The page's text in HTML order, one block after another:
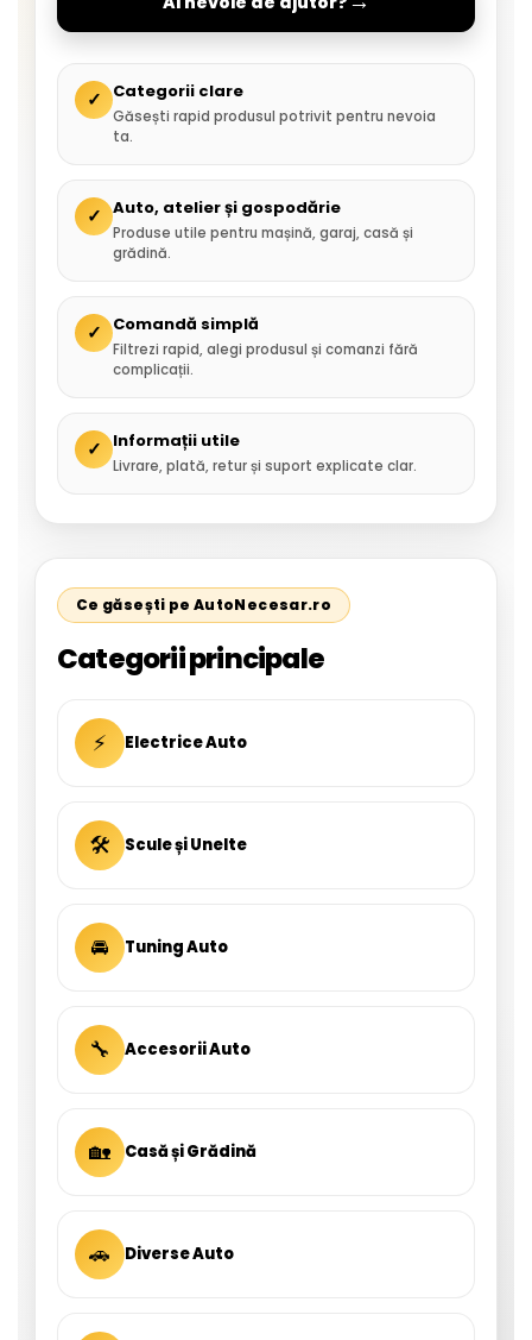
✓ Categorii clare
Găsești rapid produsul potrivit pentru nevoia
ta.
✓ Auto, atelier și gospodărie
Produse utile pentru mașină, garaj, casă și
grădină.
✓ Comandă simplă
Filtrezi rapid, alegi produsul și comanzi fără
complicații.
✓ Informații utile
Livrare, plată, retur și suport explicate clar.
Ce găsești pe AutoNecesar.ro
Categorii principale
⚡ Electrice Auto
🛠 Scule și Unelte
🚘 Tuning Auto
🔧 Accesorii Auto
🏡 Casă și Grădină
🚗 Diverse Auto